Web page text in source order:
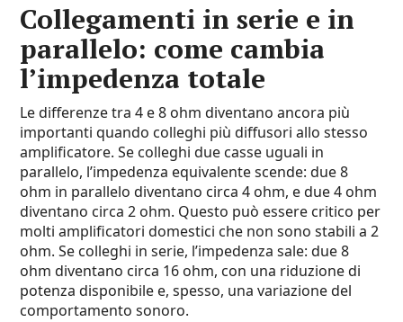
Collegamenti in serie e in
parallelo: come cambia
l’impedenza totale
Le differenze tra 4 e 8 ohm diventano ancora più
importanti quando colleghi più diffusori allo stesso
amplificatore. Se colleghi due casse uguali in
parallelo, l’impedenza equivalente scende: due 8
ohm in parallelo diventano circa 4 ohm, e due 4 ohm
diventano circa 2 ohm. Questo può essere critico per
molti amplificatori domestici che non sono stabili a 2
ohm. Se colleghi in serie, l’impedenza sale: due 8
ohm diventano circa 16 ohm, con una riduzione di
potenza disponibile e, spesso, una variazione del
comportamento sonoro.